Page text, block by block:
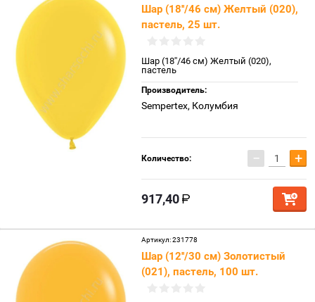
Шар (18''/46 см) Желтый (020),
пастель, 25 шт.
Шар (18''/46 см) Желтый (020),
пастель
Производитель:
Sempertex, Колумбия
Количество: − +
917,40
Артикул:231778
Шар (12''/30 см) Золотистый
(021), пастель, 100 шт.